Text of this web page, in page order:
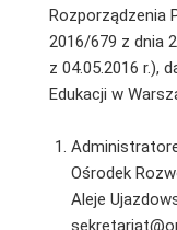
Rozporządzenia
2016/679 z dnia
z 04.05.2016 r.),
Edukacji w
Ośrodek
Aleje